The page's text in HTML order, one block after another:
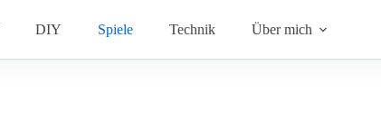
DIY Spiele Technik Über mich